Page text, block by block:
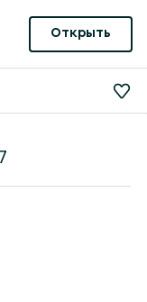
Открыть